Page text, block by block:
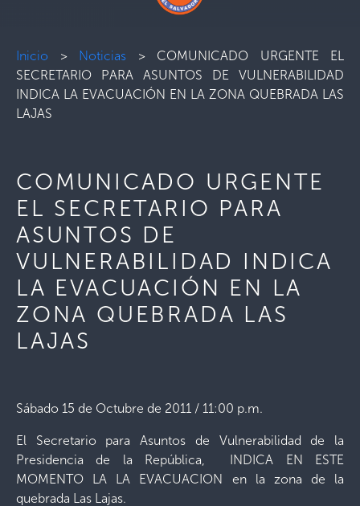
Inicio > Noticias > COMUNICADO URGENTE EL
SECRETARIO PARA ASUNTOS DE VULNERABILIDAD
INDICA LA EVACUACIÓN EN LA ZONA QUEBRADA LAS
LAJAS
COMUNICADO URGENTE
EL SECRETARIO PARA
ASUNTOS DE
VULNERABILIDAD INDICA
LA EVACUACIÓN EN LA
ZONA QUEBRADA LAS
LAJAS
Sábado 15 de Octubre de 2011 / 11:00 p.m.
El Secretario para Asuntos de Vulnerabilidad de la
Presidencia de la República, INDICA EN ESTE
MOMENTO LA LA EVACUACION en la zona de la
quebrada Las Lajas.